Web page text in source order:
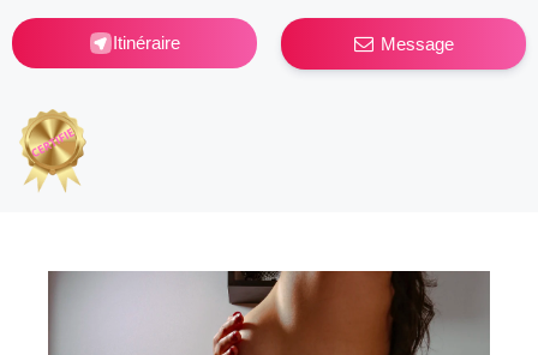
Itinéraire Message